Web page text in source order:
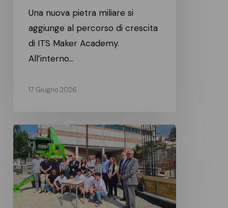
Una nuova pietra miliare si
aggiunge al percorso di crescita
di ITS Maker Academy.
All’interno…
17 Giugno 2026
Fornovo,
posata
la
prima
pietra